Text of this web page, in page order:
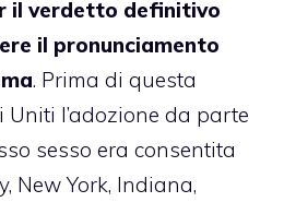
il verdetto definitivo
il pronunciamento
. Prima di questa
Uniti l’adozione da parte
sesso era consentita
New York, Indiana,